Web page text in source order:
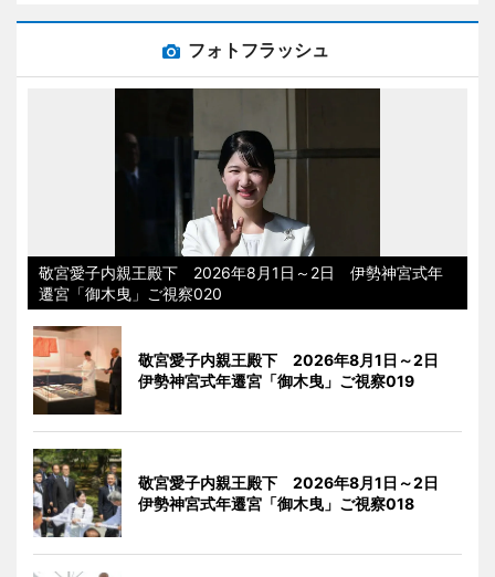
フォトフラッシュ
敬宮愛子内親王殿下 2026年8月1日～2日 伊勢神宮式年
遷宮「御木曳」ご視察020
敬宮愛子内親王殿下 2026年8月1日～2日
伊勢神宮式年遷宮「御木曳」ご視察019
敬宮愛子内親王殿下 2026年8月1日～2日
伊勢神宮式年遷宮「御木曳」ご視察018